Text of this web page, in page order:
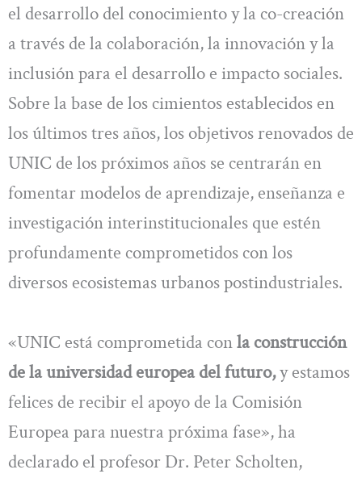
el desarrollo del conocimiento y la co-creación
a través de la colaboración, la innovación y la
inclusión para el desarrollo e impacto sociales.
Sobre la base de los cimientos establecidos en
los últimos tres años, los objetivos renovados de
UNIC de los próximos años se centrarán en
fomentar modelos de aprendizaje, enseñanza e
investigación interinstitucionales que estén
profundamente comprometidos con los
diversos ecosistemas urbanos postindustriales.
«UNIC está comprometida conla construcción
de la universidad europea del futuro,y estamos
felices de recibir el apoyo de la Comisión
Europea para nuestra próxima fase», ha
declarado el profesor Dr. Peter Scholten,